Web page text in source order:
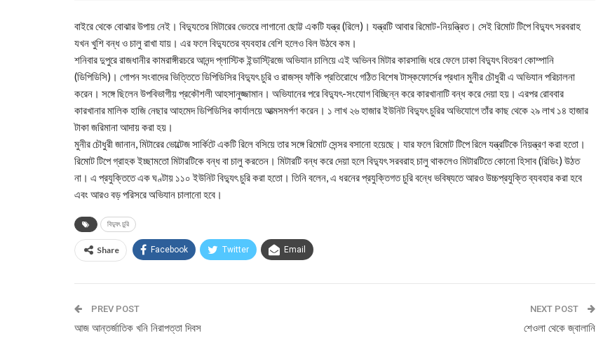
বাইরে থেকে বোঝার উপায় নেই। বিদ্যুতের মিটারের ভেতরে লাগানো ছোট্ট একটি যন্ত্র (রিলে)। যন্ত্রটি আবার রিমোট-নিয়ন্ত্রিত। সেই রিমোট টিপে বিদ্যুৎ সরবরাহ
যখন খুশি বন্ধ ও চালু রাখা যায়। এর ফলে বিদ্যুতের ব্যবহার বেশি হলেও বিল উঠবে কম।
শনিবার দুপুরে রাজধানীর কামরাঙ্গীরচরে আনন্দ প্লাস্টিক ইন্ডাস্ট্রিজে অভিযান চালিয়ে এই অভিনব মিটার কারসাজি ধরে ফেলে ঢাকা বিদ্যুৎ বিতরণ কোম্পানি
(ডিপিডিসি)। গোপন সংবাদের ভিত্তিতে ডিপিডিসির বিদ্যুৎ চুরি ও রাজস্ব ফাঁকি প্রতিরোধে গঠিত বিশেষ টাস্কফোর্সের প্রধান মুনীর চৌধুরী এ অভিযান পরিচালনা
করেন। সঙ্গে ছিলেন উপবিভাগীয় প্রকৌশলী আহসানুজ্জামান। অভিযানের পরে বিদ্যুৎ-সংযোগ বিচ্ছিন্ন করে কারখানাটি বন্ধ করে দেয়া হয়। এরপর রোববার
কারখানার মালিক হাজি নেছার আহমেদ ডিপিডিসির কার্যালয়ে আত্মসমর্পণ করেন। ১ লাখ ২৬ হাজার ইউনিট বিদ্যুৎ চুরির অভিযোগে তাঁর কাছ থেকে ২৯ লাখ ১৪ হাজার
টাকা জরিমানা আদায় করা হয়।
মুনীর চৌধুরী জানান, মিটারের ভোল্টেজ সার্কিটে একটি রিলে বসিয়ে তার সঙ্গে রিমোট সেন্সর বসানো হয়েছে। যার ফলে রিমোট টিপে রিলে যন্ত্রটিকে নিয়ন্ত্রণ করা হতো।
রিমোট টিপে গ্রাহক ইচ্ছামতো মিটারটিকে বন্ধ বা চালু করতেন। মিটারটি বন্ধ করে দেয়া হলে বিদ্যুৎ সরবরাহ চালু থাকলেও মিটারটিতে কোনো হিসাব (রিডিং) উঠত
না। এ প্রযুক্তিতে এক ঘণ্টায় ১১০ ইউনিট বিদ্যুৎ চুরি করা হতো। তিনি বলেন, এ ধরনের প্রযুক্তিগত চুরি বন্ধে ভবিষ্যতে আরও উচ্চপ্রযুক্তি ব্যবহার করা হবে
এবং আরও বড় পরিসরে অভিযান চালানো হবে।
বিদ্যুৎ চুরি
Share Facebook Twitter Email
PREV POST
আজ আন্তর্জাতিক খনি নিরাপত্তা দিবস
NEXT POST
শেওলা থেকে জ্বালানি